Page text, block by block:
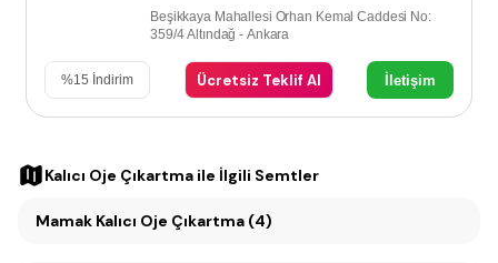
Beşikkaya Mahallesi Orhan Kemal Caddesi No:
359/4 Altındağ - Ankara
%15 İndirim Ücretsiz Teklif Al İletişim
Kalıcı Oje Çıkartma ile İlgili Semtler
Mamak Kalıcı Oje Çıkartma (4)